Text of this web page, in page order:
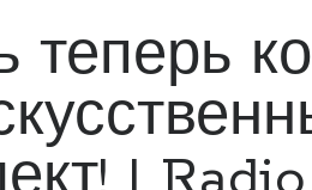
теперь